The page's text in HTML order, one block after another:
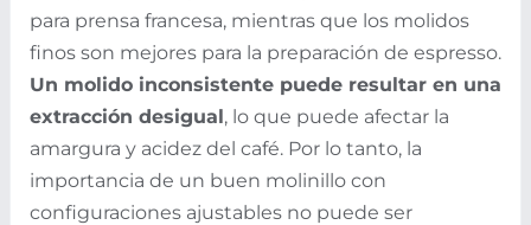
para prensa francesa, mientras que los molidos
finos son mejores para la preparación de espresso.
Un molido inconsistente puede resultar en una
extracción desigual, lo que puede afectar la
amargura y acidez del café. Por lo tanto, la
importancia de un buen molinillo con
configuraciones ajustables no puede ser